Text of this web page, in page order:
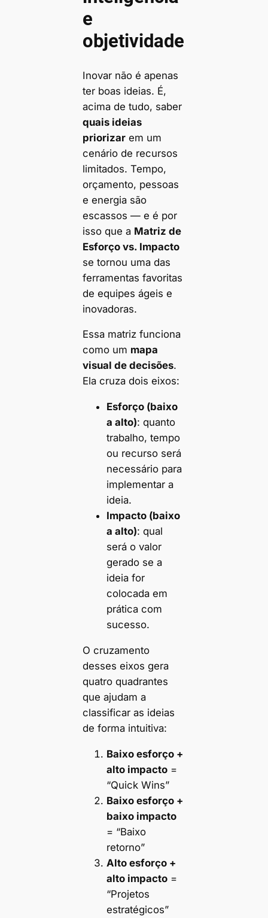
e
objetividade
Inovar não é apenas
ter boas ideias. É,
acima de tudo, saber
quais ideias
priorizarem um
cenário de recursos
limitados. Tempo,
orçamento, pessoas
e energia são
escassos — e é por
isso que a Matriz de
Esforço vs. Impacto
se tornou uma das
ferramentas favoritas
de equipes ágeis e
inovadoras.
Essa matriz funciona
como um mapa
visual de decisões.
Ela cruza dois eixos:
Esforço (baixo
a alto): quanto
trabalho, tempo
ou recurso será
necessário para
implementar a
ideia.
Impacto (baixo
a alto): qual
será o valor
gerado se a
ideia for
colocada em
prática com
sucesso.
O cruzamento
desses eixos gera
quatro quadrantes
que ajudam a
classificar as ideias
de forma intuitiva:
Baixo esforço +
alto impacto=
“Quick Wins”
Baixo esforço +
baixo impacto
= “Baixo
retorno”
Alto esforço +
alto impacto=
“Projetos
estratégicos”